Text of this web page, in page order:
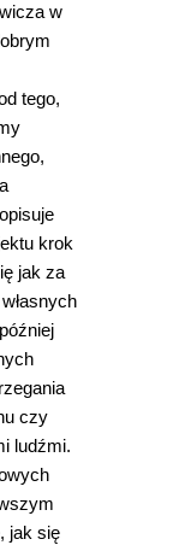
w
tego,
krok
jak za
czy
ludźmi.
jak się